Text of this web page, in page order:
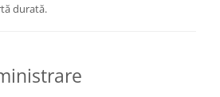
durată.